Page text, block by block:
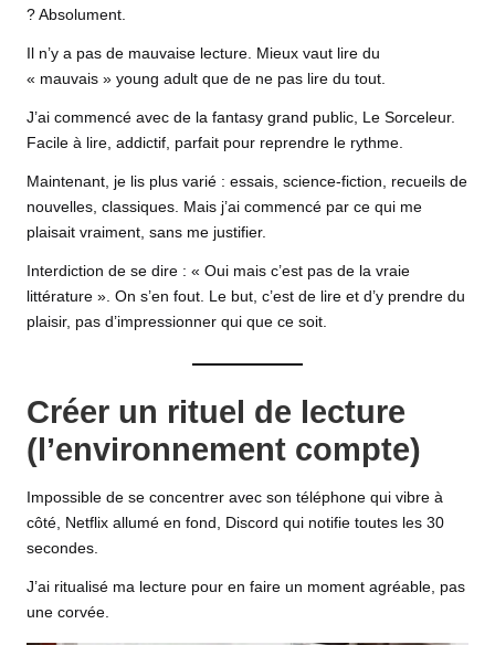
? Absolument.
Il n’y a pas de mauvaise lecture. Mieux vaut lire du
« mauvais » young adult que de ne pas lire du tout.
J’ai commencé avec de la fantasy grand public, Le Sorceleur.
Facile à lire, addictif, parfait pour reprendre le rythme.
Maintenant, je lis plus varié : essais, science-fiction, recueils de
nouvelles, classiques. Mais j’ai commencé par ce qui me
plaisait vraiment, sans me justifier.
Interdiction de se dire : « Oui mais c’est pas de la vraie
littérature ». On s’en fout. Le but, c’est de lire et d’y prendre du
plaisir, pas d’impressionner qui que ce soit.
Créer un rituel de lecture
(l’environnement compte)
Impossible de se concentrer avec son téléphone qui vibre à
côté, Netflix allumé en fond, Discord qui notifie toutes les 30
secondes.
J’ai ritualisé ma lecture pour en faire un moment agréable, pas
une corvée.